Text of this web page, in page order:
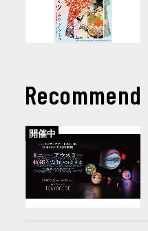
Recommend
開催中